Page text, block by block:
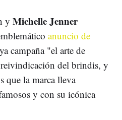
y Michelle Jenner
anuncio de
campaña "el arte de
del brindis, y
que la marca lleva
y con su icónica